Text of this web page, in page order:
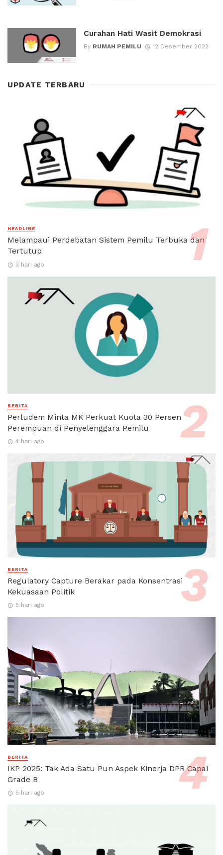
Curahan Hati Wasit Demokrasi
By RUMAH PEMILU 12 Desember 2022
UPDATE TERBARU
HEADLINE
Melampaui Perdebatan Sistem Pemilu Terbuka dan
Tertutup
3 hari ago
BERITA
Perludem Minta MK Perkuat Kuota 30 Persen
Perempuan di Penyelenggara Pemilu
4 hari ago
BERITA
Regulatory Capture Berakar pada Konsentrasi
Kekuasaan Politik
5 hari ago
BERITA
IKP 2025: Tak Ada Satu Pun Aspek Kinerja DPR Capai
Grade B
5 hari ago